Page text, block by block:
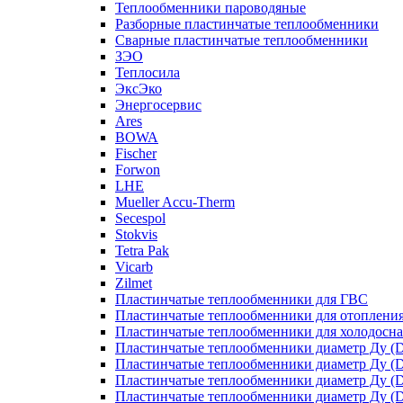
Теплообменники пароводяные
Разборные пластинчатые теплообменники
Сварные пластинчатые теплообменники
ЗЭО
Теплосила
ЭксЭко
Энергосервис
Ares
BOWA
Fischer
Forwon
LHE
Mueller Accu-Therm
Secespol
Stokvis
Tetra Pak
Vicarb
Zilmet
Пластинчатые теплообменники для ГВС
Пластинчатые теплообменники для
Пластинчатые теплообменники для
Пластинчатые теплообменники диаметр Ду
Пластинчатые теплообменники диаметр Ду
Пластинчатые теплообменники диаметр Ду
Пластинчатые теплообменники диаметр Ду